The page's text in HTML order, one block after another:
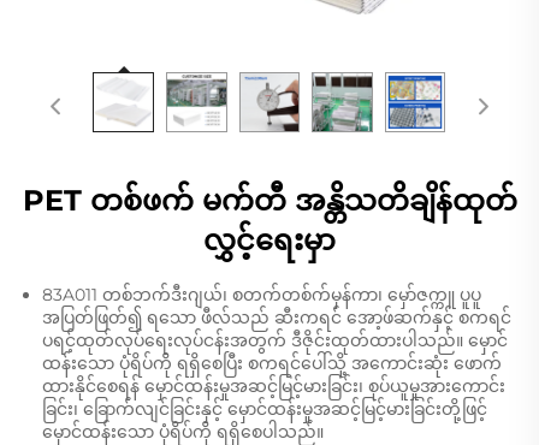
PET တစ်ဖက် မက်တီ အန္တိသတိချိန်ထုတ်
လွှင့်ရေးမှာ
83A011 တစ်ဘက်ဒီးဂျယ်၊ စတက်တစ်က်မှန်ကာ၊ မှော်ဇက္ကူ ပူပူ
အပြတ်ဖြတ်၍ ရသော ဖီလ်သည် ဆီးကရင် အော့ဖ်ဆက်နှင့် စကရင်
ပရင့်ထုတ်လုပ်ရေးလုပ်ငန်းအတွက် ဒီဇိုင်းထုတ်ထားပါသည်။ မှောင်
ထန်းသော ပုံရိပ်ကို ရရှိစေပြီး စကရင်ပေါ်သို့ အကောင်းဆုံး ဖောက်
ထားနိုင်စေရန် မှောင်ထန်းမှုအဆင့်မြင့်မားခြင်း၊ စုပ်ယူမှုအားကောင်း
ခြင်း၊ ခြောက်လျင်ခြင်းနှင့် မှောင်ထန်းမှုအဆင့်မြင့်မားခြင်းတို့ဖြင့်
မှောင်ထန်းသော ပုံရိပ်ကို ရရှိစေပါသည်။